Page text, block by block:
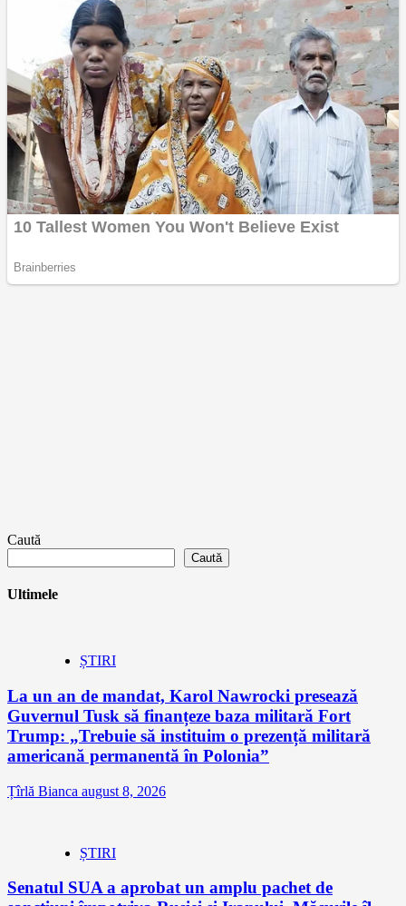
Caută
Caută
Ultimele
ȘTIRI
La un an de mandat, Karol Nawrocki presează
Guvernul Tusk să finanțeze baza militară Fort
Trump: „Trebuie să instituim o prezență militară
americană permanentă în Polonia”
Țîrlă Bianca august 8, 2026
ȘTIRI
Senatul SUA a aprobat un amplu pachet de